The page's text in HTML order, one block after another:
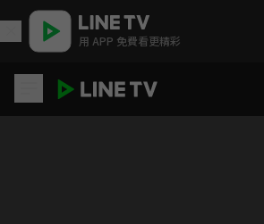
用 APP 免費看更精彩